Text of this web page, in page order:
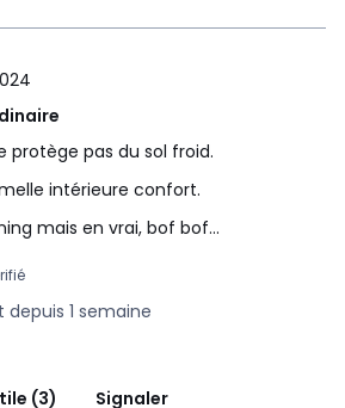
protège pas du sol froid.
intérieure confort.
mais en vrai, bof bof...
1 semaine
(3)
Signaler